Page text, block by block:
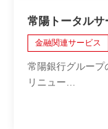
常陽トータルサ
金融関連サービス
常陽銀行グループ
リニュー…